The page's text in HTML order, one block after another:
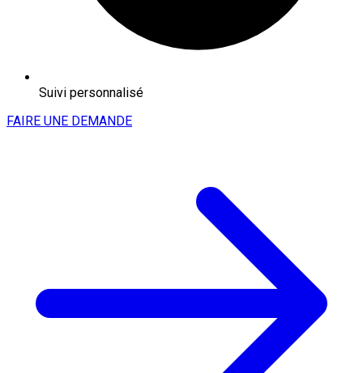
Suivi personnalisé
FAIRE UNE DEMANDE